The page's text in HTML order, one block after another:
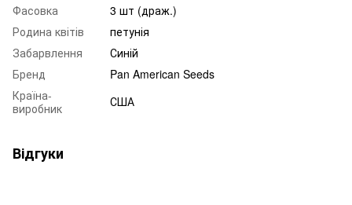
Фасовка
3 шт (драж.)
Родина квітів
петунія
Забарвлення
Синій
Бренд
Pan American Seeds
Країна-
виробник
США
Відгуки